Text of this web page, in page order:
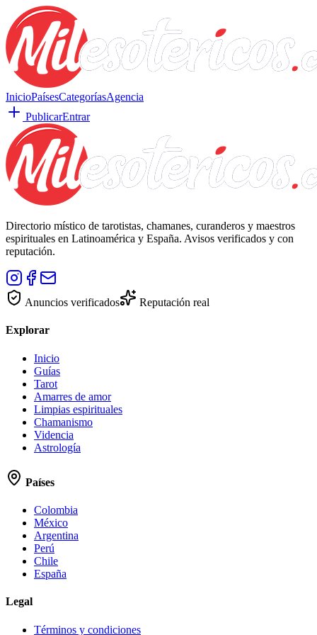
InicioPaísesCategoríasAgencia
PublicarEntrar
Directorio místico de tarotistas, chamanes, curanderos y maestros
espirituales en Latinoamérica y España. Avisos verificados y con
reputación.
Anuncios verificados Reputación real
Explorar
Inicio
Guías
Tarot
Amarres de amor
Limpias espirituales
Chamanismo
Videncia
Astrología
Países
Colombia
México
Argentina
Perú
Chile
España
Legal
Términos y condiciones